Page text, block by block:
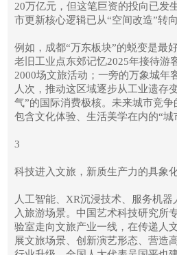
20万亿元，但这笔巨资的投向已发
市更新核心逻辑已从“空间改造”转向
例如，成都“万东板块”的蜕变是最
老旧工业点东郊记忆2025年接待游
2000场文旅活动；一旁的万象城年
人次，推动这区域逐步从工业遗存
气”的国际消费极核。未来城市竞争
包含文化体验、生活美学在内的“城
3
科技进入文旅，新质生产力的具象
人工智能、XR沉浸技术、服务机
入旅游场景。中国艺术科技研究所
验室走向文旅产业一线，在传递人
展文旅场景、创新演艺形态、营造